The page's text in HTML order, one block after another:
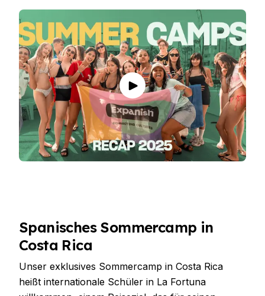
Spanisches Sommercamp in
Costa Rica
Unser exklusives Sommercamp in Costa Rica
heißt internationale Schüler in La Fortuna